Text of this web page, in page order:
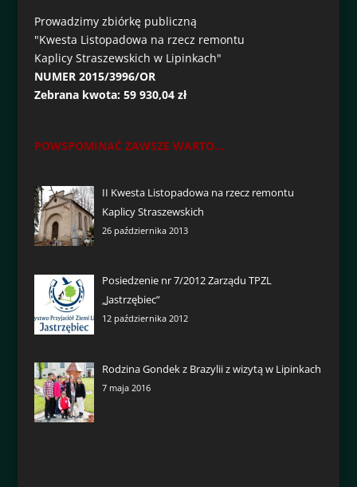
Prowadzimy zbiórkę publiczną
"Kwesta Listopadowa na rzecz remontu
Kaplicy Straszewskich w Lipinkach"
NUMER 2015/3996/OR
Zebrana kwota: 59 930,04 zł
POWSPOMINAĆ ZAWSZE WARTO...
II Kwesta Listopadowa na rzecz remontu
Kaplicy Straszewskich
26 października 2013
Posiedzenie nr 7/2012 Zarządu TPZL
„Jastrzębiec”
12 października 2012
Rodzina Gondek z Brazylii z wizytą w Lipinkach
7 maja 2016